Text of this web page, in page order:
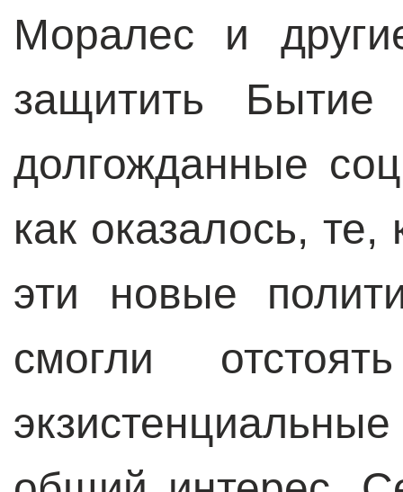
Моралес и
защитить
долгожданные
как оказалось, те,
эти новые
смогли